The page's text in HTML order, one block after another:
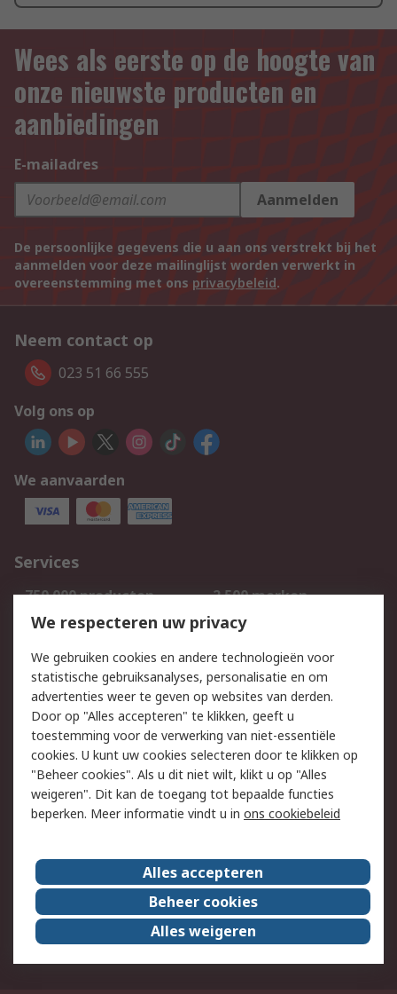
Wees als eerste op de hoogte van
onze nieuwste producten en
aanbiedingen
E-mailadres
Aanmelden
De persoonlijke gegevens die u aan ons verstrekt bij het
aanmelden voor deze mailinglijst worden verwerkt in
overeenstemming met ons privacybeleid.
Neem contact op
023 51 66 555
Volg ons op
We aanvaarden
Services
750.000 producten
2.500 merken
Bestellen
Inkoopoplossingen
Track & Trace
Wettelijk
Cookiebeleid
Email veiligheid
Privacybeleid
Websitevoorwaarden
Algemene
verkoopvoorwaarden
Over RS
RS Group
Over ons
RS wereldwijd
Werken bij RS
ESG
We respecteren uw privacy
We gebruiken cookies en andere technologieën voor
statistische gebruiksanalyses, personalisatie en om
advertenties weer te geven op websites van derden.
Door op "Alles accepteren" te klikken, geeft u
toestemming voor de verwerking van niet-essentiële
cookies. U kunt uw cookies selecteren door te klikken op
"Beheer cookies". Als u dit niet wilt, klikt u op "Alles
weigeren". Dit kan de toegang tot bepaalde functies
beperken. Meer informatie vindt u in ons cookiebeleid
Alles accepteren
Beheer cookies
Alles weigeren